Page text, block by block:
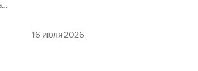
16 июля 2026